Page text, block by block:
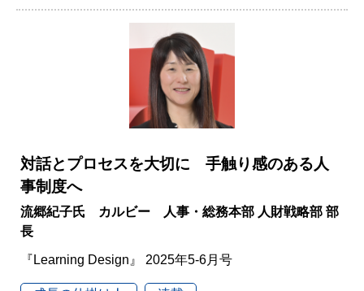
対話とプロセスを大切に 手触り感のある人
事制度へ
流郷紀子氏 カルビー 人事・総務本部 人財戦略部 部
長
『Learning Design』 2025年5-6月号